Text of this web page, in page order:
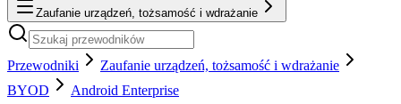
Zaufanie urządzeń, tożsamość i wdrażanie
Przewodniki
Zaufanie urządzeń, tożsamość i wdrażanie
BYOD
Android Enterprise